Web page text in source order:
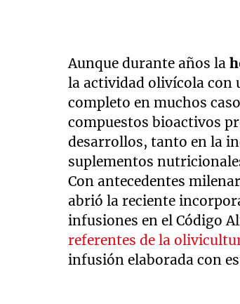
Aunque durante años la
la actividad olivícola con
completo en muchos
compuestos bioactivos
desarrollos, tanto en la
suplementos
Con antecedentes
abrió la reciente
infusiones en el Código
referentes de la
infusión elaborada con